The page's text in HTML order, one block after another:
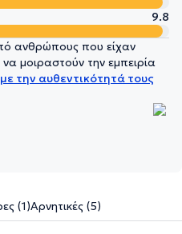
9.8
ανθρώπους που είχαν
μοιραστούν την εμπειρία
την αυθεντικότητά τους
(1)Αρνητικές (5)